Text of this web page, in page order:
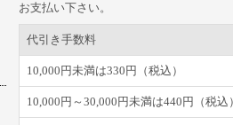
お支払い下さい。
代引き手数料
10,000円未満は330円（税込）
10,000円～30,000円未満は440円（税込）